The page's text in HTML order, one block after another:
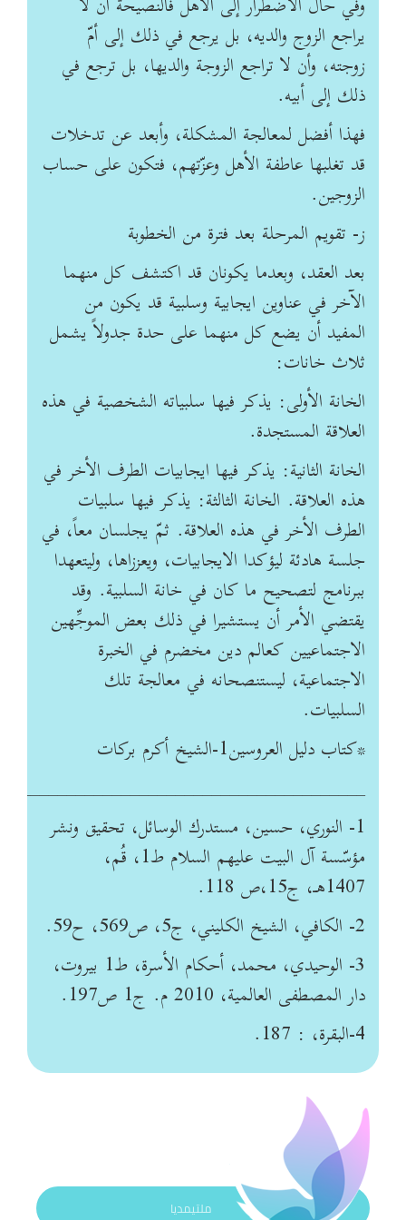
يراجع الزوج والديه، بل يرجع في ذلك إلى أمّ
زوجته، وأن لا تراجع الزوجة والديها، بل ترجع في
ذلك إلى أبيه.
فهذا أفضل لمعالجة المشكلة، وأبعد عن تدخلات
قد تغلبها عاطفة الأهل وعزّتهم، فتكون على حساب
الزوجين.
ز- تقويم المرحلة بعد فترة من الخطوبة
بعد العقد، وبعدما يكونان قد اكتشف كل منهما
الآخر في عناوين ايجابية وسلبية قد يكون من
المفيد أن يضع كل منهما على حدة جدولاً يشمل
ثلاث خانات:
الخانة الأولى: يذكر فيها سلبياته الشخصية في هذه
العلاقة المستجدة.
الخانة الثانية: يذكر فيها ايجابيات الطرف الأخر في
هذه العلاقة. الخانة الثالثة: يذكر فيها سلبيات
الطرف الأخر في هذه العلاقة. ثمّ يجلسان معاً، في
جلسة هادئة ليؤكدا الايجابيات، ويعززاها، وليتعهدا
ببرنامج لتصحيح ما كان في خانة السلبية. وقد
يقتضي الأمر أن يستشيرا في ذلك بعض الموجِّهين
الاجتماعيين كعالم دين مخضرم في الخبرة
الاجتماعية، ليستنصحانه في معالجة تلك
السلبيات.
*كتاب دليل العروسين1-الشيخ أكرم بركات
________________________________________
1- النوري، حسين، مستدرك الوسائل، تحقيق ونشر
مؤسّسة آل البيت عليهم السلام ط1، قُم،
1407هـ، ج15،ص 118.
2- الكافي، الشيخ الكليني، ج5، ص569، ح59.
3- الوحيدي، محمد، أحكام الأسرة، ط1 بيروت،
دار المصطفى العالمية، 2010 م. ج1 ص197.
4-البقرة، : 187.
ملتيمديا